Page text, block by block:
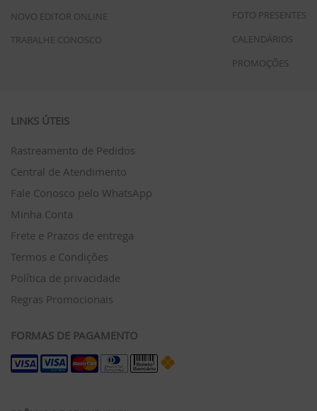
NOVO EDITOR ONLINE
TRABALHE CONOSCO
FOTO PRESENTES
CALENDÁRIOS
PROMOÇÕES
LINKS ÚTEIS
Rastreamento de Pedidos
Central de Atendimento
Fale Conosco pelo WhatsApp
Minha Conta
Frete e Prazos de entrega
Termos e Condições
Política de privacidade
Regras Promocionais
FORMAS DE PAGAMENTO